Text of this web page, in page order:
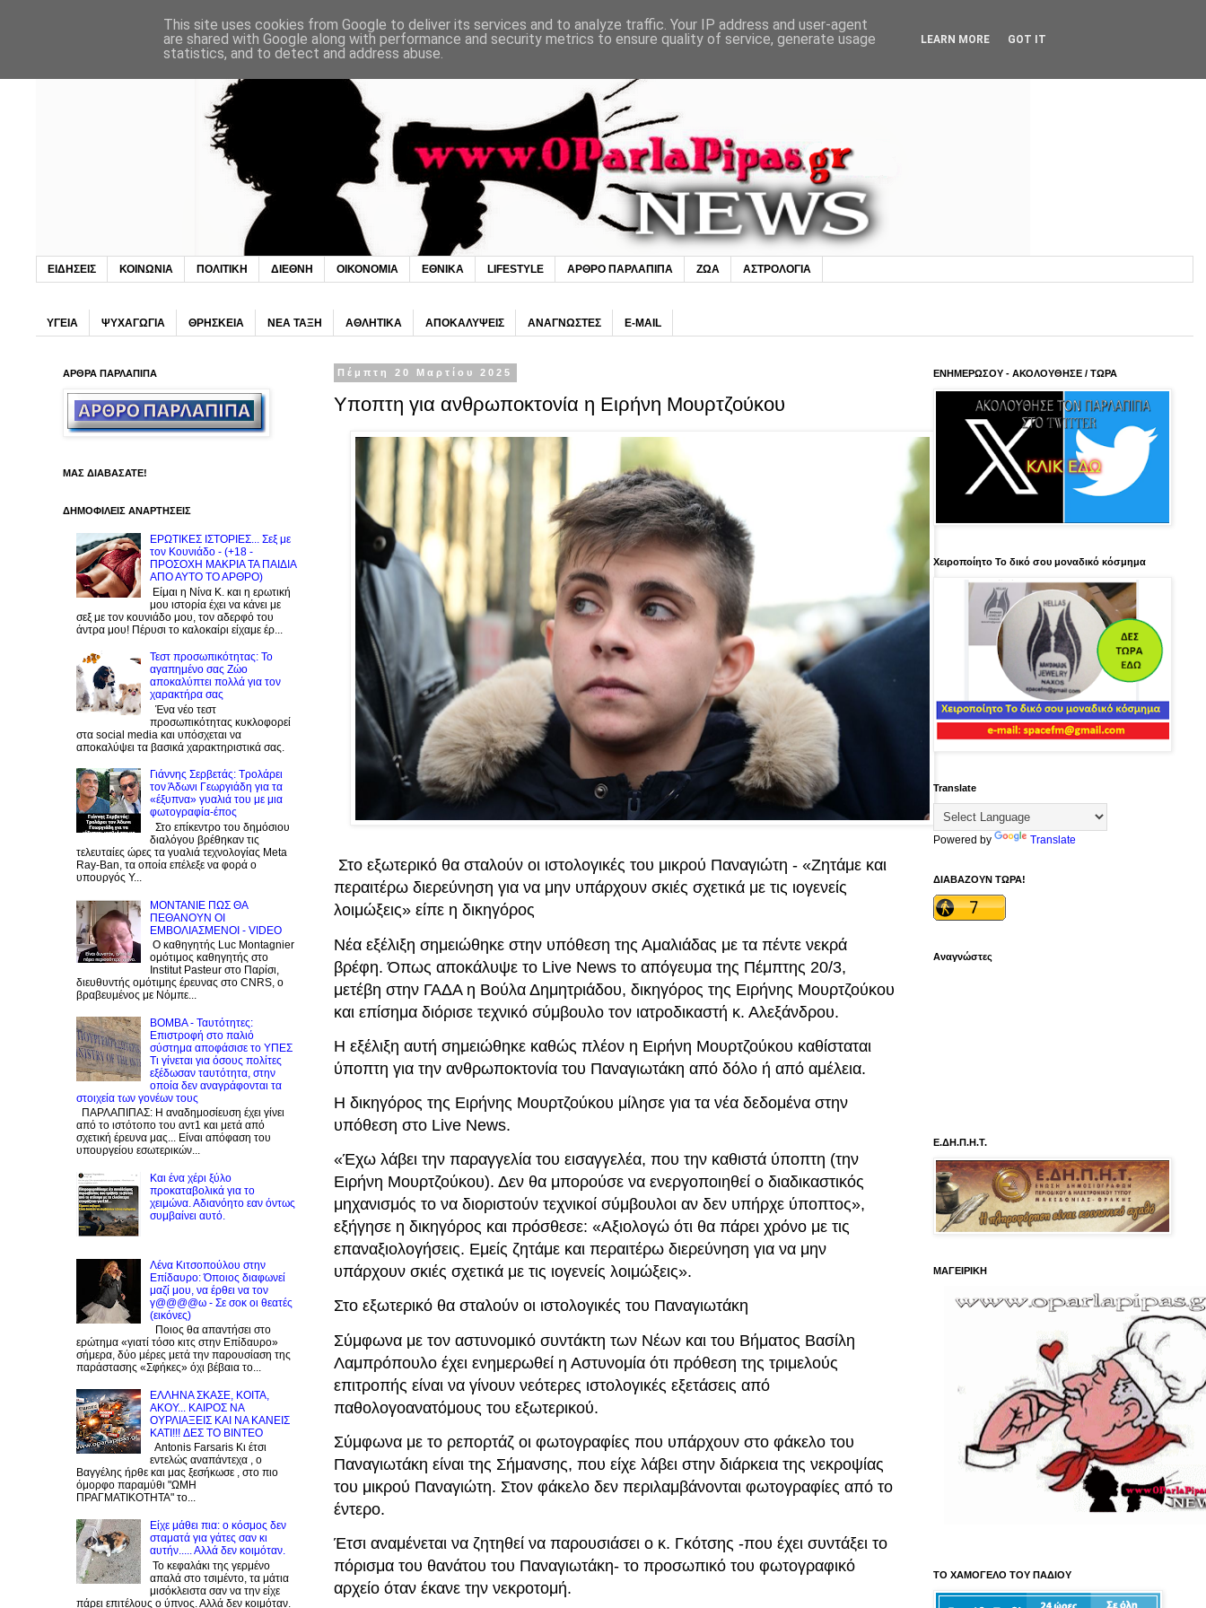
ΕΙΔΗΣΕΙΣ ΚΟΙΝΩΝΙΑ ΠΟΛΙΤΙΚΗ ΔΙΕΘΝΗ ΟΙΚΟΝΟΜΙΑ ΕΘΝΙΚΑ LIFESTYLE ΑΡΘΡΟ ΠΑΡΛΑΠΙΠΑ ΖΩΑ ΑΣΤΡΟΛΟΓΙΑ
ΥΓΕΙΑ ΨΥΧΑΓΩΓΙΑ ΘΡΗΣΚΕΙΑ ΝΕΑ ΤΑΞΗ ΑΘΛΗΤΙΚΑ ΑΠΟΚΑΛΥΨΕΙΣ ΑΝΑΓΝΩΣΤΕΣ E-MAIL
Πέμπτη 20 Μαρτίου 2025
Yποπτη για ανθρωποκτονία η Ειρήνη Μουρτζούκου
Στο εξωτερικό θα σταλούν οι ιστολογικές του μικρού Παναγιώτη - «Ζητάμε και
περαιτέρω διερεύνηση για να μην υπάρχουν σκιές σχετικά με τις ιογενείς
λοιμώξεις» είπε η δικηγόρος
Νέα εξέλιξη σημειώθηκε στην υπόθεση της Αμαλιάδας με τα πέντε νεκρά
βρέφη. Όπως αποκάλυψε το Live News το απόγευμα της Πέμπτης 20/3,
μετέβη στην ΓΑΔΑ η Βούλα Δημητριάδου, δικηγόρος της Ειρήνης Μουρτζούκου
και επίσημα διόρισε τεχνικό σύμβουλο τον ιατροδικαστή κ. Αλεξάνδρου.
Η εξέλιξη αυτή σημειώθηκε καθώς πλέον η Ειρήνη Μουρτζούκου καθίσταται
ύποπτη για την ανθρωποκτονία του Παναγιωτάκη από δόλο ή από αμέλεια.
Η δικηγόρος της Ειρήνης Μουρτζούκου μίλησε για τα νέα δεδομένα στην
υπόθεση στο Live News.
«Έχω λάβει την παραγγελία του εισαγγελέα, που την καθιστά ύποπτη (την
Ειρήνη Μουρτζούκου). Δεν θα μπορούσε να ενεργοποιηθεί ο διαδικαστικός
μηχανισμός το να διοριστούν τεχνικοί σύμβουλοι αν δεν υπήρχε ύποπτος»,
εξήγησε η δικηγόρος και πρόσθεσε: «Αξιολογώ ότι θα πάρει χρόνο με τις
επαναξιολογήσεις. Εμείς ζητάμε και περαιτέρω διερεύνηση για να μην
υπάρχουν σκιές σχετικά με τις ιογενείς λοιμώξεις».
Στο εξωτερικό θα σταλούν οι ιστολογικές του Παναγιωτάκη
Σύμφωνα με τον αστυνομικό συντάκτη των Νέων και του Βήματος Βασίλη
Λαμπρόπουλο έχει ενημερωθεί η Αστυνομία ότι πρόθεση της τριμελούς
επιτροπής είναι να γίνουν νεότερες ιστολογικές εξετάσεις από
παθολογοανατόμους του εξωτερικού.
Σύμφωνα με το ρεπορτάζ οι φωτογραφίες που υπάρχουν στο φάκελο του
Παναγιωτάκη είναι της Σήμανσης, που είχε λάβει στην διάρκεια της νεκροψίας
του μικρού Παναγιώτη. Στον φάκελο δεν περιλαμβάνονται φωτογραφίες από το
έντερο.
Έτσι αναμένεται να ζητηθεί να παρουσιάσει ο κ. Γκότσης -που έχει συντάξει το
πόρισμα του θανάτου του Παναγιωτάκη- το προσωπικό του φωτογραφικό
αρχείο όταν έκανε την νεκροτομή.
ΑΡΘΡΑ ΠΑΡΛΑΠΙΠΑ
ΜΑΣ ΔΙΑΒΑΣΑΤΕ!
ΔΗΜΟΦΙΛΕΙΣ ΑΝΑΡΤΗΣΕΙΣ
ΕΡΩΤΙΚΕΣ ΙΣΤΟΡΙΕΣ... Σεξ με
τον Kουνιάδο - (+18 -
ΠΡΟΣΟΧΗ ΜΑΚΡΙΑ ΤΑ ΠΑΙΔΙΑ
ΑΠΟ ΑΥΤΟ ΤΟ ΑΡΘΡΟ)
Είμαι η Νίνα Κ. και η ερωτική
μου ιστορία έχει να κάνει με
σεξ με τον κουνιάδο μου, τον αδερφό του
άντρα μου! Πέρυσι το καλοκαίρι είχαμε έρ...
Τεστ προσωπικότητας: Το
αγαπημένο σας Zώο
αποκαλύπτει πολλά για τον
χαρακτήρα σας
Ένα νέο τεστ
προσωπικότητας κυκλοφορεί
στα social media και υπόσχεται να
αποκαλύψει τα βασικά χαρακτηριστικά σας.
Γιάννης Σερβετάς: Τρολάρει
τον Άδωνι Γεωργιάδη για τα
«έξυπνα» γυαλιά του με μια
φωτογραφία-έπος
Στο επίκεντρο του δημόσιου
διαλόγου βρέθηκαν τις
τελευταίες ώρες τα γυαλιά τεχνολογίας Meta
Ray-Ban, τα οποία επέλεξε να φορά ο
υπουργός Υ...
ΜΟΝΤΑΝΙΕ ΠΩΣ ΘΑ
ΠΕΘΑΝΟΥΝ ΟΙ
ΕΜΒΟΛΙΑΣΜΕΝΟΙ - VIDEO
Ο καθηγητής Luc Montagnier
ομότιμος καθηγητής στο
Institut Pasteur στο Παρίσι,
διευθυντής ομότιμης έρευνας στο CNRS, o
βραβευμένος με Νόμπε...
BOMBA - Ταυτότητες:
Eπιστροφή στο παλιό
σύστημα αποφάσισε το ΥΠΕΣ
Τι γίνεται για όσους πολίτες
εξέδωσαν ταυτότητα, στην
οποία δεν αναγράφονται τα
στοιχεία των γονέων τους
ΠΑΡΛΑΠΙΠΑΣ: Η αναδημοσίευση έχει γίνει
από το ιστότοπο του αντ1 και μετά από
σχετική έρευνα μας... Είναι απόφαση του
υπουργείου εσωτερικών...
Και ένα χέρι ξύλο
προκαταβολικά για το
χειμώνα. Αδιανόητο εαν όντως
συμβαίνει αυτό.
Λένα Κιτσοπούλου στην
Επίδαυρο: Όποιος διαφωνεί
μαζί μου, να έρθει να τον
γ@@@@ω - Σε σοκ οι θεατές
(εικόνες)
Ποιος θα απαντήσει στο
ερώτημα «γιατί τόσο κιτς στην Επίδαυρο»
σήμερα, δύο μέρες μετά την παρουσίαση της
παράστασης «Σφήκες» όχι βέβαια το...
EΛΛΗΝΑ ΣΚΑΣΕ, ΚΟΙΤΑ,
ΑΚΟΥ... ΚΑΙΡΟΣ ΝΑ
ΟΥΡΛIAΞΕΙΣ ΚΑΙ ΝΑ ΚΑΝΕΙΣ
KATI!!! ΔΕΣ TO BINTEO
Antonis Farsaris Κι έτσι
εντελώς αναπάντεχα , ο
Βαγγέλης ήρθε και μας ξεσήκωσε , στο πιο
όμορφο παραμύθι "ΩΜΗ
ΠΡΑΓΜΑΤΙΚΟΤΗΤΑ" το...
Είχε μάθει πια: ο κόσμος δεν
σταματά για γάτες σαν κι
αυτήν..... Αλλά δεν κοιμόταν.
Το κεφαλάκι της γερμένο
απαλά στο τσιμέντο, τα μάτια
μισόκλειστα σαν να την είχε
πάρει επιτέλους ο ύπνος. Αλλά δεν κοιμόταν.
ΕΝΗΜΕΡΩΣΟΥ - ΑΚΟΛΟΥΘΗΣΕ / ΤΩΡΑ
Χειροποίητο Το δικό σου μοναδικό κόσμημα
Translate
Powered by Translate
ΔΙΑΒΑΖΟΥΝ ΤΩΡΑ!
Αναγνώστες
Ε.ΔΗ.Π.Η.Τ.
ΜΑΓΕΙΡΙΚΗ
ΤΟ ΧΑΜΟΓΕΛΟ ΤΟΥ ΠΑΔΙΟΥ
This site uses cookies from Google to deliver its services and to analyze traffic. Your IP address and user-agent
are shared with Google along with performance and security metrics to ensure quality of service, generate usage
statistics, and to detect and address abuse.
LEARN MORE GOT IT